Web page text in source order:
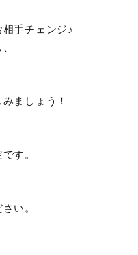
手チェンジ♪
ましょう！
す。
さい。